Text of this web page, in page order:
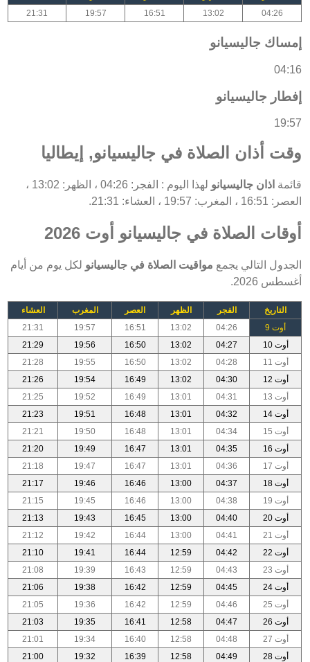
04:26
13:02
16:51
19:57
21:31
إمساك جاليسيانو
04:16
إفطار جاليسيانو
19:57
وقت أذان الصلاة في جاليسيانو, إيطاليا
قائمة اذان جاليسيانو
لهذا اليوم : الفجر: 04:26 ، الظهر: 13:02 ،
العصر: 16:51 ، المغرب: 19:57 ، العشاء: 21:31.
أوقات الصلاة في جاليسيانو أوت 2026
الجدول التالي يجمع مواقيت الصلاة في جاليسيانو لكل يوم من أيام
أغسطس 2026.
التاريخ الفجر الظهر العصر المغرب
العشاء
أوت 9
04:26
13:02
16:51
19:57
21:31
أوت 10
04:27
13:02
16:50
19:56
21:29
أوت 11
04:28
13:02
16:50
19:55
21:28
أوت 12
04:30
13:02
16:49
19:54
21:26
أوت 13
04:31
13:01
16:49
19:52
21:25
أوت 14
04:32
13:01
16:48
19:51
21:23
أوت 15
04:34
13:01
16:48
19:50
21:21
أوت 16
04:35
13:01
16:47
19:49
21:20
أوت 17
04:36
13:01
16:47
19:47
21:18
أوت 18
04:37
13:00
16:46
19:46
21:17
أوت 19
04:38
13:00
16:46
19:45
21:15
أوت 20
04:40
13:00
16:45
19:43
21:13
أوت 21
04:41
13:00
16:44
19:42
21:12
أوت 22
04:42
12:59
16:44
19:41
21:10
أوت 23
04:43
12:59
16:43
19:39
21:08
أوت 24
04:45
12:59
16:42
19:38
21:06
أوت 25
04:46
12:59
16:42
19:36
21:05
أوت 26
04:47
12:58
16:41
19:35
21:03
أوت 27
04:48
12:58
16:40
19:34
21:01
أوت 28
04:49
12:58
16:39
19:32
21:00